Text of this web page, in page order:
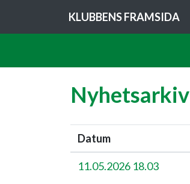
KLUBBENS FRAMSIDA
Nyhetsarkiv
Datum
11.05.2026 18.03